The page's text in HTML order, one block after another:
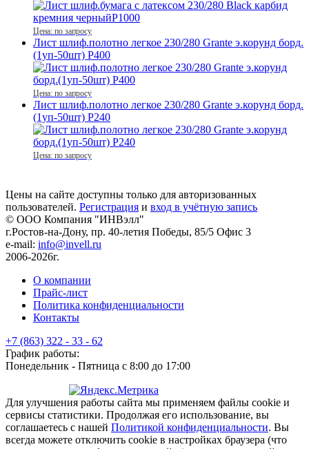
Цена: по запросу
Лист шлиф.полотно легкое 230/280 Grante э.корунд борд.
(1уп-50шт) P400
Цена: по запросу
Лист шлиф.полотно легкое 230/280 Grante э.корунд борд.
(1уп-50шт) P240
Цена: по запросу
Цены на сайте доступны только для авторизованных
пользователей. Регистрация и вход в учётную запись
© ООО Компания "ИНВэлл"
г.Ростов-на-Дону, пр. 40-летия Победы, 85/5 Офис 3
e-mail: info@invell.ru
2006-2026г.
О компании
Прайс-лист
Политика конфиденциальности
Контакты
+7 (863) 322 - 33 - 62
График работы:
Понедельник - Пятница с 8:00 до 17:00
Для улучшения работы сайта мы применяем файлы cookie и
сервисы статистики. Продолжая его использование, вы
соглашаетесь с нашей Политикой конфиденциальности. Вы
всегда можете отключить cookie в настройках браузера (что